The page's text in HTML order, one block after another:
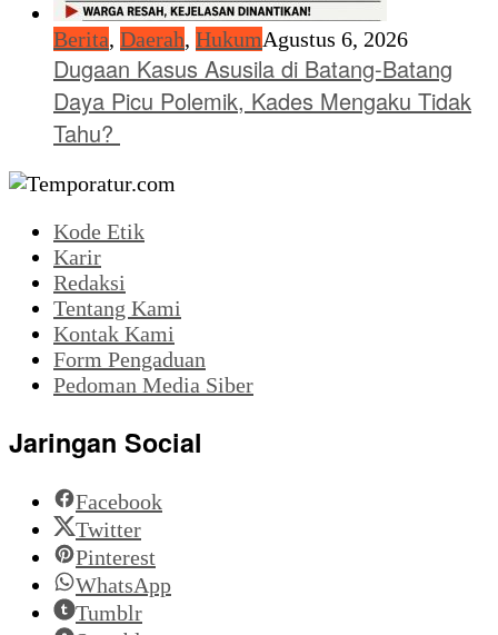
Berita, Daerah, HukumAgustus 6, 2026
Dugaan Kasus Asusila di Batang-Batang
Daya Picu Polemik, Kades Mengaku Tidak
Tahu?
Kode Etik
Karir
Redaksi
Tentang Kami
Kontak Kami
Form Pengaduan
Pedoman Media Siber
Jaringan Social
Facebook
Twitter
Pinterest
WhatsApp
Tumblr